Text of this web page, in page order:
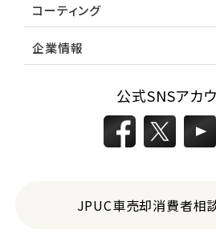
コーティング
企業情報
公式SNSアカ
JPUC車売却消費者相